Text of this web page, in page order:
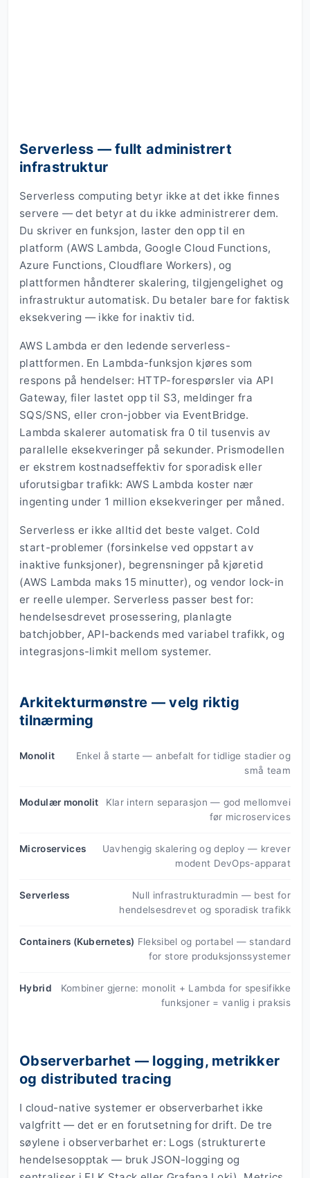
Serverless — fullt administrert
infrastruktur
Serverless computing betyr ikke at det ikke finnes
servere — det betyr at du ikke administrerer dem.
Du skriver en funksjon, laster den opp til en
platform (AWS Lambda, Google Cloud Functions,
Azure Functions, Cloudflare Workers), og
plattformen håndterer skalering, tilgjengelighet og
infrastruktur automatisk. Du betaler bare for faktisk
eksekvering — ikke for inaktiv tid.
AWS Lambda er den ledende serverless-
plattformen. En Lambda-funksjon kjøres som
respons på hendelser: HTTP-forespørsler via API
Gateway, filer lastet opp til S3, meldinger fra
SQS/SNS, eller cron-jobber via EventBridge.
Lambda skalerer automatisk fra 0 til tusenvis av
parallelle eksekveringer på sekunder. Prismodellen
er ekstrem kostnadseffektiv for sporadisk eller
uforutsigbar trafikk: AWS Lambda koster nær
ingenting under 1 million eksekveringer per måned.
Serverless er ikke alltid det beste valget. Cold
start-problemer (forsinkelse ved oppstart av
inaktive funksjoner), begrensninger på kjøretid
(AWS Lambda maks 15 minutter), og vendor lock-in
er reelle ulemper. Serverless passer best for:
hendelsesdrevet prosessering, planlagte
batchjobber, API-backends med variabel trafikk, og
integrasjons-limkit mellom systemer.
Arkitekturmønstre — velg riktig
tilnærming
Monolit
Enkel å starte — anbefalt for tidlige stadier og
små team
Modulær monolit
Klar intern separasjon — god mellomvei
før microservices
Microservices
Uavhengig skalering og deploy — krever
modent DevOps-apparat
Serverless
Null infrastrukturadmin — best for
hendelsesdrevet og sporadisk trafikk
Containers (Kubernetes) Fleksibel og portabel — standard
for store produksjonssystemer
Hybrid
Kombiner gjerne: monolit + Lambda for spesifikke
funksjoner = vanlig i praksis
Observerbarhet — logging, metrikker
og distributed tracing
I cloud-native systemer er observerbarhet ikke
valgfritt — det er en forutsetning for drift. De tre
søylene i observerbarhet er: Logs (strukturerte
hendelsesopptak — bruk JSON-logging og